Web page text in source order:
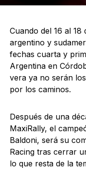
Cuando del 16 al
argentino y
fechas cuarta y
Argentina en
vera ya no serán
por los caminos.
Después de una
MaxiRally, el
Baldoni, será su
Racing tras cerrar
lo que resta de la